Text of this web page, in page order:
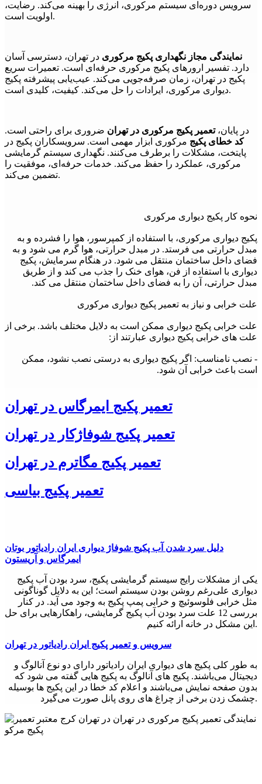
سرویس دوره‌ای سیستم مرکوری، انرژی را بهینه می‌کند. رضایت،
اولویت است.
نمایندگی مجاز نگهداری پکیج مرکوری در تهران، دسترسی آسان
دارد. تفسیر ارورهای پکیج مرکوری حرفه‌ای است. تعمیرات سریع
پکیج در تهران، زمان صرفه‌جویی می‌کند. عیب‌یابی پیشرفته پکیج
دیواری مرکوری، ایرادات را حل می‌کند. کیفیت، کلیدی است.
در پایان،تعمیر پکیج مرکوری در تهران ضروری برای راحتی است.
کد خطای پکیج مرکوری ابزار مهمی است. سرویسکاران پکیج در
پایتخت، مشکلات را برطرف می‌کنند. نگهداری سیستم گرمایشی
مرکوری، عملکرد را حفظ می‌کند. خدمات حرفه‌ای، موفقیت را
تضمین می‌کند.
نحوه کار پکیج دیواری مرکوری
پکیج دیواری مرکوری، با استفاده از کمپرسور، هوا را فشرده و به
مبدل حرارتی می فرستد. در مبدل حرارتی، هوا گرم می شود و به
فضای داخل ساختمان منتقل می شود. در هنگام سرمایش، پکیج
دیواری با استفاده از فن، هوای خنک را جذب می کند و از طریق
مبدل حرارتی، آن را به فضای داخل ساختمان منتقل می کند.
علت خرابی و نیاز به تعمیر پکیج دیواری مرکوری
علت خرابی پکیج دیواری ممکن است به دلایل مختلف باشد. برخی از
علت های خرابی پکیج دیواری عبارتند از:
- نصب نامناسب: اگر پکیج دیواری به درستی نصب نشود، ممکن
است باعث خرابی آن شود.
است باعث خرابی آن شود.
- قطعات فرسوده: قطعات فرسوده در پکیج دیواری باعث خرابی آن
- عدم تعمیر به موقع: اگر پکیج دیواری به موقع تعمیر نشود، ممکن
تعمیر پکیج دیواری مرکوری بستگی به نوع خرابی و مشکل دارد.
برخی از روش های تعمیر پکیج دیواری عبارتند از:
- تعویض قطعات فرسوده: اگر قطعات پکیج دیواری فرسوده شده
اند، باید آن ها تعویض شوند.
- تعویض فیوز: در صورتی که فیوز پکیج دیواری سوخته باشد، باید آن
را تعویض کرد.
- تعویض سوئیچ: اگر سوئیچ پکیج دیواری خراب شده باشد، باید آن را
- تعمیر کمپرسور: در صورتی که کمپرسور پکیج دیواری خراب شده
باشد، باید آن را تعمیر یا تعویض کرد.
خراب شده باشد، باید آن را تعمیر یا تعویض کرد.
تعمیر پکیج ایمرگاس در تهران
تعمیر پکیج شوفاژکار در تهران
تعمیر پکیج مگاترم در تهران
تعمیر پکیج بیاسی
دلیل سرد شدن آب پکیج شوفاژ دیواری ایران رادیاتور بوتان
ایمرگاس و آریستون
یکی از مشکلات رایج سیستم گرمایشی پکیج، سرد بودن آب پکیج
دیواری علی‌رغم روشن بودن سیستم است؛ این به دلایل گوناگونی
مثل خرابی فلوسوئیچ و خرابی پمپ پکیج به وجود می آید. در کنار
بررسی 12 علت سرد بودن آب پکیج گرمایشی، راهکارهایی برای حل
این مشکل در خانه ارائه کنیم.
سرویس و تعمیر پکیج ایران رادیاتور در تهران
به طور کلی پکیج های دیواری ایران رادیاتور دارای دو نوع آنالوگ و
دیجیتال می‌باشند. پکیج های آنالوگ به پکیج هایی گفته می شود که
بدون صفحه نمایش می‌باشند و اعلام کد خطا در این پکیج ها بوسیله
چشمک زدن برخی از چراغ های روی پانل صورت می‌گیرد.